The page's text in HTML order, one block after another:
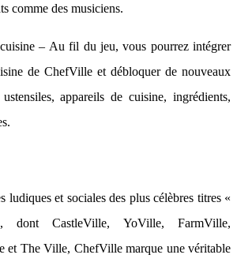
comme des musiciens.
cuisine – Au fil du jeu, vous pourrez intégrer
de ChefVille et débloquer de nouveaux
appareils de cuisine, ingrédients,
ludiques et sociales des plus célèbres titres «
dont CastleVille, YoVille, FarmVille,
The Ville, ChefVille marque une véritable